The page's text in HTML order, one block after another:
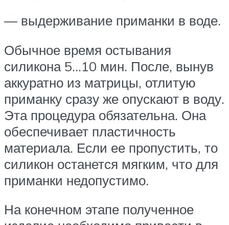
— выдерживание приманки в воде.
Обычное время остывания
силикона 5…10 мин. После, вынув
аккуратно из матрицы, отлитую
приманку сразу же опускают в воду.
Эта процедура обязательна. Она
обеспечивает пластичность
материала. Если ее пропустить, то
силикон останется мягким, что для
приманки недопустимо.
На конечном этапе полученное